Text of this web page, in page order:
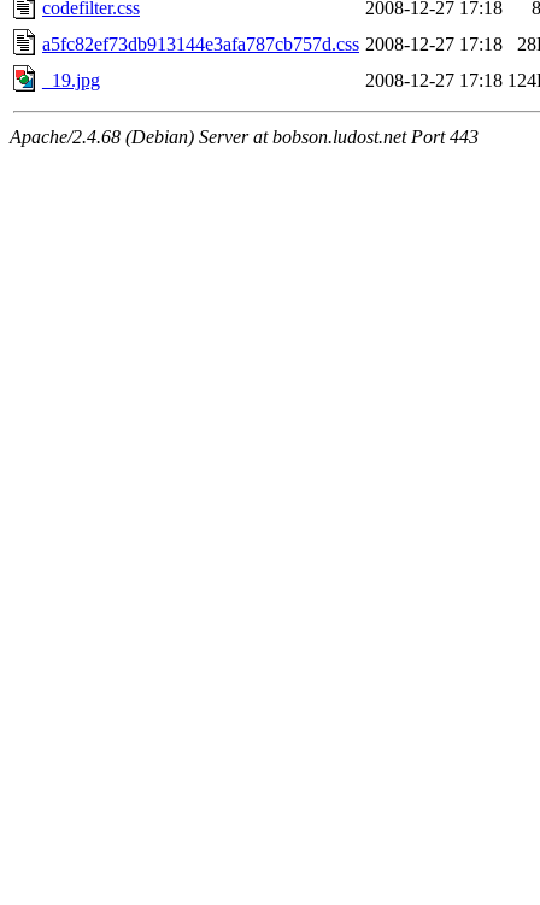
codefilter.css
2008-12-27 17:18
a5fc82ef73db913144e3afa787cb757d.css 2008-12-27 17:18
_19.jpg
2008-12-27 17:18
Apache/2.4.68 (Debian) Server at bobson.ludost.net Port 443